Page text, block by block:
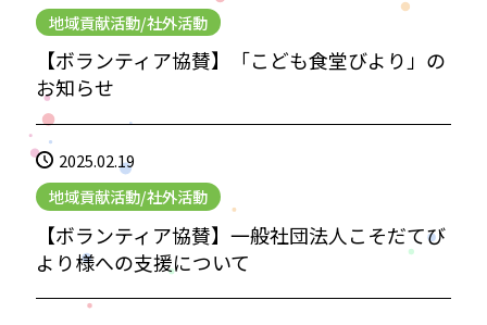
地域貢献活動/社外活動
【ボランティア協賛】「こども食堂びより」の
お知らせ
2025.02.19
地域貢献活動/社外活動
【ボランティア協賛】一般社団法人こそだてび
より様への支援について